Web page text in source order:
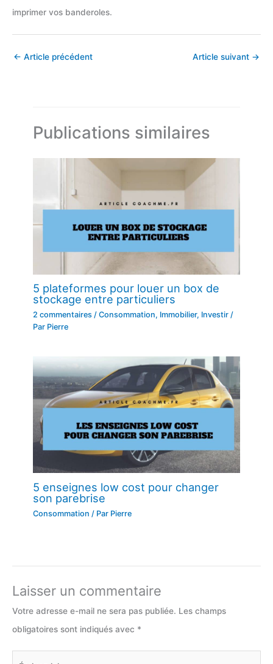
imprimer vos banderoles.
← Article précédent Article suivant →
Publications similaires
5 plateformes pour louer un box de
stockage entre particuliers
2 commentaires /Consommation, Immobilier, Investir /
Par Pierre
5 enseignes low cost pour changer
son parebrise
Consommation / Par Pierre
Laisser un commentaire
Votre adresse e-mail ne sera pas publiée. Les champs
obligatoires sont indiqués avec *